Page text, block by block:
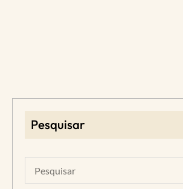
Pesquisar